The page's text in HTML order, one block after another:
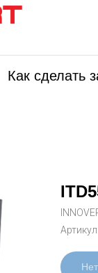
Как сделать
Артикул: